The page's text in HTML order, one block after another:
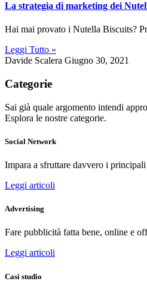
La strategia di marketing dei
Hai mai provato i Nutella Biscuits?
Leggi Tutto »
Davide Scalera Giugno 30, 2021
Categorie
Sai già quale argomento intendi
Esplora le nostre categorie.
Social Network
Impara a sfruttare davvero i
Leggi articoli
Advertising
Fare pubblicità fatta bene, online e
Leggi articoli
Casi studio